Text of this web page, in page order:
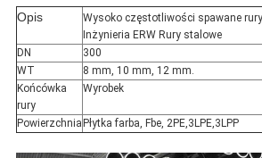
Opis
Wysoko częstotliwości spawane
Inżynieria ERW Rury stalowe
DN
300
WT
8 mm, 10 mm, 12 mm.
Końcówka
rury
Wyrobek
Powierzchnia Płytka farba, Fbe, 2PE,3LPE,3LPP